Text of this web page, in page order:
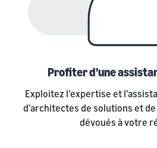
Profiter d’une
Exploitez l’expertise et
d’architectes de solutions et
dévoués à votre